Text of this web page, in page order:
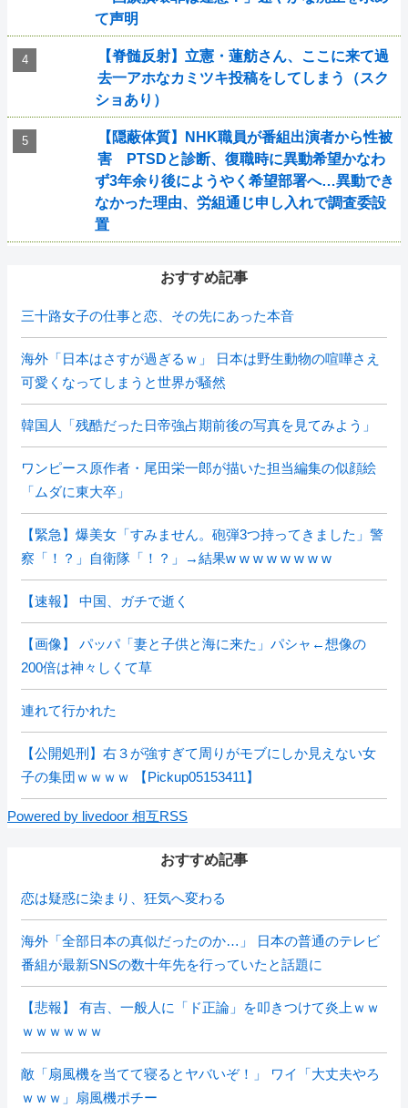
て声明
【脊髄反射】立憲・蓮舫さん、ここに来て過
去一アホなカミツキ投稿をしてしまう（スク
ショあり）
【隠蔽体質】NHK職員が番組出演者から性被
害 PTSDと診断、復職時に異動希望かなわ
ず3年余り後にようやく希望部署へ…異動でき
なかった理由、労組通じ申し入れで調査委設
置
おすすめ記事
三十路女子の仕事と恋、その先にあった本音
海外「日本はさすが過ぎるｗ」 日本は野生動物の喧嘩さえ
可愛くなってしまうと世界が騒然
韓国人「残酷だった日帝強占期前後の写真を見てみよう」
ワンピース原作者・尾田栄一郎が描いた担当編集の似顔絵
「ムダに東大卒」
【緊急】爆美女「すみません。砲弾3つ持ってきました」警
察「！？」自衛隊「！？」→結果w w w w w w w w
【速報】 中国、ガチで逝く
【画像】 パッパ「妻と子供と海に来た」パシャ←想像の
200倍は神々しくて草
連れて行かれた
【公開処刑】右３が強すぎて周りがモブにしか見えない女
子の集団ｗｗｗｗ 【Pickup05153411】
Powered by livedoor 相互RSS
おすすめ記事
恋は疑惑に染まり、狂気へ変わる
海外「全部日本の真似だったのか…」 日本の普通のテレビ
番組が最新SNSの数十年先を行っていたと話題に
【悲報】 有吉、一般人に「ド正論」を叩きつけて炎上ｗｗ
ｗｗｗｗｗｗ
敵「扇風機を当てて寝るとヤバいぞ！」 ワイ「大丈夫やろ
ｗｗｗ」扇風機ポチー